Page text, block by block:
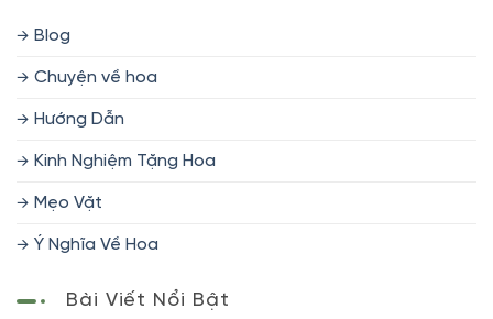
Blog
Chuyện về hoa
Hướng Dẫn
Kinh Nghiệm Tặng Hoa
Mẹo Vặt
Ý Nghĩa Về Hoa
Bài Viết Nổi Bật